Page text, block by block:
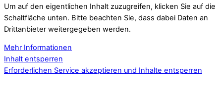
Um auf den eigentlichen Inhalt zuzugreifen, klicken Sie auf die
Schaltfläche unten. Bitte beachten Sie, dass dabei Daten an
Drittanbieter weitergegeben werden.
Mehr Informationen
Inhalt entsperren
Erforderlichen Service akzeptieren und Inhalte entsperren